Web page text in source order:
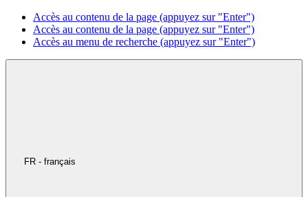
Accès au contenu de la page (appuyez sur "Enter")
Accès au contenu de la page (appuyez sur "Enter")
Accès au menu de recherche (appuyez sur "Enter")
FR - français